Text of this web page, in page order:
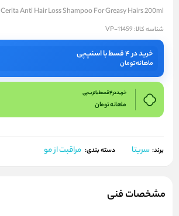
Cerita Anti Hair Loss Shampoo For Greasy Hairs 200ml
شناسه کالا: VP-11459
خرید در ۴ قسط با اسنپ‌پی
ماهانهتومان
خرید در 4 قسط با ترب پی
ماهانهتومان
برند: سریتا دسته بندی: مراقبت از مو
مشخصات فنی